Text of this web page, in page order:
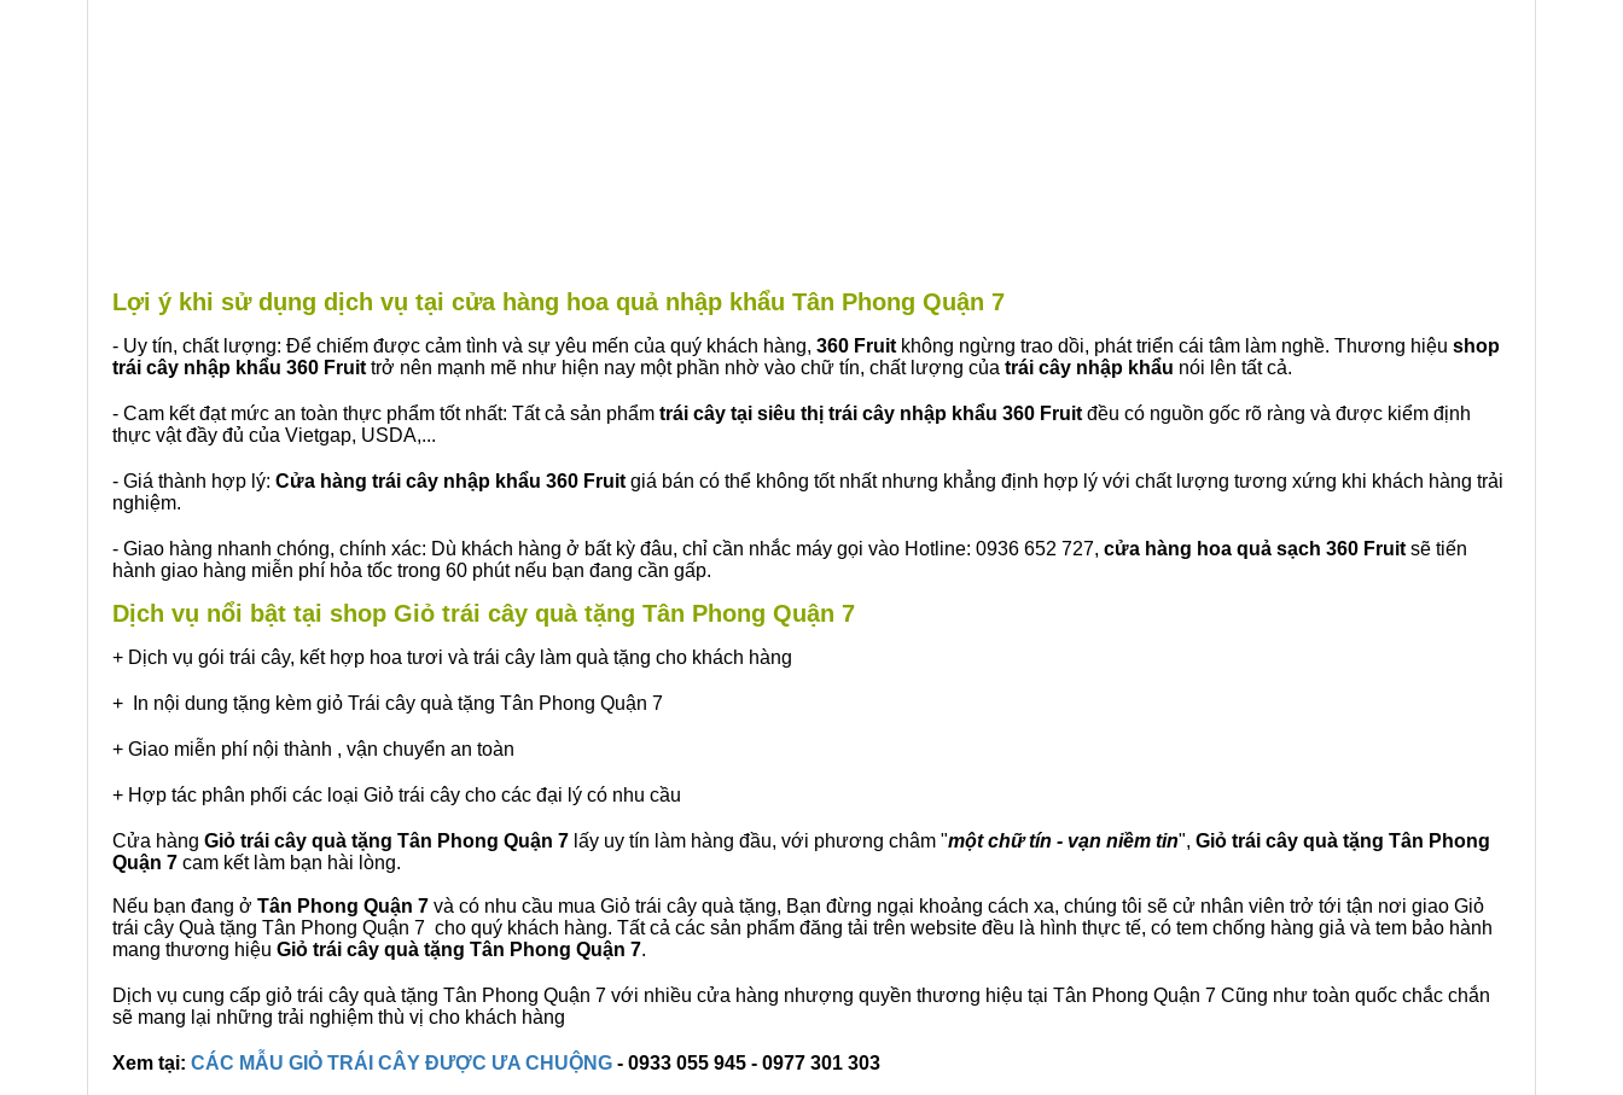
Lợi ý khi sử dụng dịch vụ tại cửa hàng hoa quả nhập khẩu Tân Phong Quận 7
- Uy tín, chất lượng: Để chiếm được cảm tình và sự yêu mến của quý khách hàng, 360 Fruit không ngừng trao dồi, phát triển cái tâm làm nghề. Thương hiệu shop
trái cây nhập khẩu 360 Fruit trở nên mạnh mẽ như hiện nay một phần nhờ vào chữ tín, chất lượng của trái cây nhập khẩu nói lên tất cả.
- Cam kết đạt mức an toàn thực phẩm tốt nhất: Tất cả sản phẩm trái cây tại siêu thị trái cây nhập khẩu 360 Fruit đều có nguồn gốc rõ ràng và được kiểm định
thực vật đầy đủ của Vietgap, USDA,...
- Giá thành hợp lý: Cửa hàng trái cây nhập khẩu 360 Fruit giá bán có thể không tốt nhất nhưng khẳng định hợp lý với chất lượng tương xứng khi khách hàng trải
nghiệm.
- Giao hàng nhanh chóng, chính xác: Dù khách hàng ở bất kỳ đâu, chỉ cần nhắc máy gọi vào Hotline: 0936 652 727, cửa hàng hoa quả sạch 360 Fruit sẽ tiến
hành giao hàng miễn phí hỏa tốc trong 60 phút nếu bạn đang cần gấp.
Dịch vụ nổi bật tại shop Giỏ trái cây quà tặng Tân Phong Quận 7
+ Dịch vụ gói trái cây, kết hợp hoa tươi và trái cây làm quà tặng cho khách hàng
+ In nội dung tặng kèm giỏ Trái cây quà tặng Tân Phong Quận 7
+ Giao miễn phí nội thành , vận chuyển an toàn
+ Hợp tác phân phối các loại Giỏ trái cây cho các đại lý có nhu cầu
Cửa hàng Giỏ trái cây quà tặng Tân Phong Quận 7 lấy uy tín làm hàng đầu, với phương châm "một chữ tín - vạn niềm tin", Giỏ trái cây quà tặng Tân Phong
Quận 7 cam kết làm bạn hài lòng.
Nếu bạn đang ở Tân Phong Quận 7 và có nhu cầu mua Giỏ trái cây quà tặng, Bạn đừng ngại khoảng cách xa, chúng tôi sẽ cử nhân viên trở tới tận nơi giao Giỏ
trái cây Quà tặng Tân Phong Quận 7 cho quý khách hàng. Tất cả các sản phẩm đăng tải trên website đều là hình thực tế, có tem chống hàng giả và tem bảo hành
mang thương hiệu Giỏ trái cây quà tặng Tân Phong Quận 7.
Dịch vụ cung cấp giỏ trái cây quà tặng Tân Phong Quận 7 với nhiều cửa hàng nhượng quyền thương hiệu tại Tân Phong Quận 7 Cũng như toàn quốc chắc chắn
sẽ mang lại những trải nghiệm thù vị cho khách hàng
Xem tại: CÁC MẪU GIỎ TRÁI CÂY ĐƯỢC ƯA CHUỘNG - 0933 055 945 - 0977 301 303